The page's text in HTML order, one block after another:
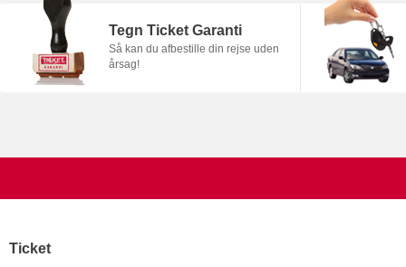
Tegn Ticket Garanti
Så kan du afbestille din rejse uden
årsag!
Ticket